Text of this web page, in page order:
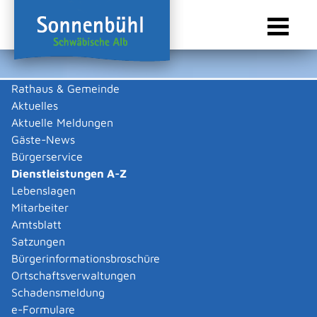
Rathaus & Gemeinde
Aktuelles
Aktuelle Meldungen
Gäste-News
Bürgerservice
Dienstleistungen A-Z
Lebenslagen
Mitarbeiter
Amtsblatt
Satzungen
Bürgerinformationsbroschüre
Ortschaftsverwaltungen
Schadensmeldung
e-Formulare
Sie sind hier:
Dienstleistungen A-Z
Dienstleistungen A-Z
Leistungen
Vielzahl von kommunalen und staatlichen
Verwaltungsvorgängen. Insbesondere erhalten Sie
Informationen zu den erforderlichen Unterlagen die zu
einer bestimmen Verwaltungsdienstleistung notwendig